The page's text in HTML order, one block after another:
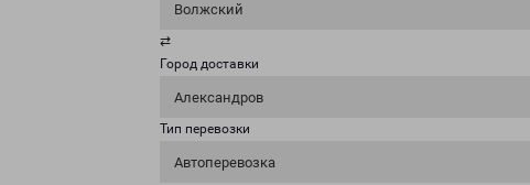
Волжский
⇄
Город доставки
Александров
Тип перевозки
Автоперевозка